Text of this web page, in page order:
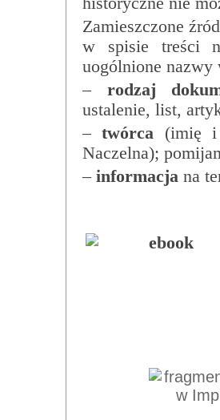
Zamieszczone
w spisie treści
uogólnione nazwy
– rodzaj
ustalenie, list,
–twórca (imię i
Naczelna);
– informacja na